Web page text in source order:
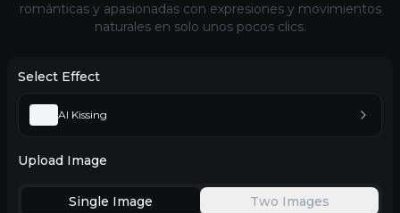
románticas y apasionadas con expresiones y movimientos
naturales en solo unos pocos clics.
Select Effect
AI Kissing
Upload Image
Single Image Two Images